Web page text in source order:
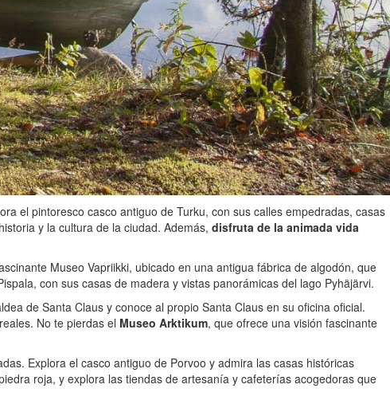
el pintoresco casco antiguo de Turku, con sus calles empedradas, casas
y la cultura de la ciudad. Además, disfruta de la animada vida
Museo Vapriikki, ubicado en una antigua fábrica de algodón, que
con sus casas de madera y vistas panorámicas del lago Pyhäjärvi.
de Santa Claus y conoce al propio Santa Claus en su oficina oficial.
No te pierdas el Museo Arktikum, que ofrece una visión fascinante
Explora el casco antiguo de Porvoo y admira las casas históricas
roja, y explora las tiendas de artesanía y cafeterías acogedoras que